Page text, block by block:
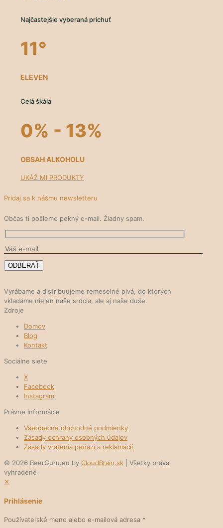
Najčastejšie vyberaná príchuť
11°
ELEVEN
Celá škála
0% - 13%
OBSAH ALKOHOLU
UKÁŽ MI PRODUKTY
Pridaj sa k nášmu newsletteru
Občas ti pošleme pekný e-mail. Žiadny spam.
Vyrábame a distribuujeme remeselné pivá, do ktorých
vkladáme nielen naše srdcia, ale aj naše duše.
Zdroje
Domov
Blog
Kontakt
Sociálne siete
X
Facebook
Instagram
Právne informácie
Všeobecné obchodné podmienky
Zásady ochrany osobných údajov
Zásady vrátenia peňazí a reklamácií
© 2026 BeerGuru.eu by CloudBrain.sk | Všetky práva
vyhradené
✕
Prihlásenie
Používateľské meno alebo e-mailová adresa *